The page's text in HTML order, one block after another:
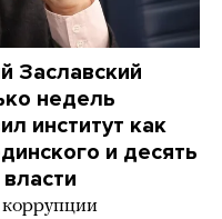
Заславский
недель
институт как
и десять
коррупции